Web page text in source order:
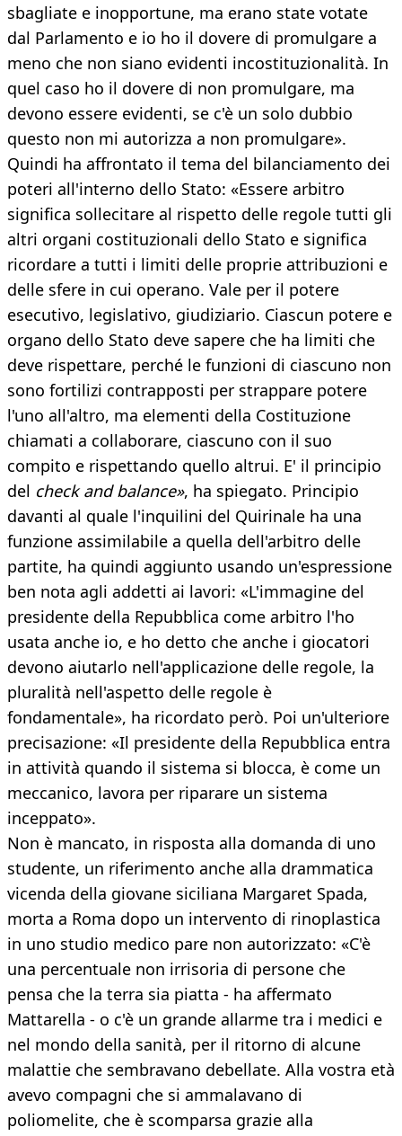
sbagliate e inopportune, ma erano state votate
dal Parlamento e io ho il dovere di promulgare a
meno che non siano evidenti incostituzionalità. In
quel caso ho il dovere di non promulgare, ma
devono essere evidenti, se c'è un solo dubbio
questo non mi autorizza a non promulgare».
Quindi ha affrontato il tema del bilanciamento dei
poteri all'interno dello Stato: «Essere arbitro
significa sollecitare al rispetto delle regole tutti gli
altri organi costituzionali dello Stato e significa
ricordare a tutti i limiti delle proprie attribuzioni e
delle sfere in cui operano. Vale per il potere
esecutivo, legislativo, giudiziario. Ciascun potere e
organo dello Stato deve sapere che ha limiti che
deve rispettare, perché le funzioni di ciascuno non
sono fortilizi contrapposti per strappare potere
l'uno all'altro, ma elementi della Costituzione
chiamati a collaborare, ciascuno con il suo
compito e rispettando quello altrui. E' il principio
del check and balance», ha spiegato. Principio
davanti al quale l'inquilini del Quirinale ha una
funzione assimilabile a quella dell'arbitro delle
partite, ha quindi aggiunto usando un'espressione
ben nota agli addetti ai lavori: «L'immagine del
presidente della Repubblica come arbitro l'ho
usata anche io, e ho detto che anche i giocatori
devono aiutarlo nell'applicazione delle regole, la
pluralità nell'aspetto delle regole è
fondamentale», ha ricordato però. Poi un'ulteriore
precisazione: «Il presidente della Repubblica entra
in attività quando il sistema si blocca, è come un
meccanico, lavora per riparare un sistema
inceppato».
Non è mancato, in risposta alla domanda di uno
studente, un riferimento anche alla drammatica
vicenda della giovane siciliana Margaret Spada,
morta a Roma dopo un intervento di rinoplastica
in uno studio medico pare non autorizzato: «C'è
una percentuale non irrisoria di persone che
pensa che la terra sia piatta - ha affermato
Mattarella - o c'è un grande allarme tra i medici e
nel mondo della sanità, per il ritorno di alcune
malattie che sembravano debellate. Alla vostra età
avevo compagni che si ammalavano di
poliomelite, che è scomparsa grazie alla